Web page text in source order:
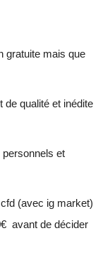
gratuite mais que
de qualité et inédite
personnels et
(avec ig market)
avant de décider